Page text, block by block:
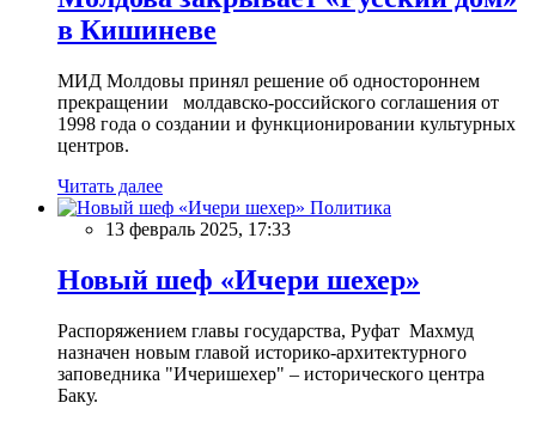
в Кишиневе
МИД Молдовы принял решение об одностороннем
прекращении молдавско-российского соглашения от
1998 года о создании и функционировании культурных
центров.
Читать далее
Политика
13 февраль 2025, 17:33
Новый шеф «Ичери шехер»
Распоряжением главы государства, Руфат Махмуд
назначен новым главой историко-архитектурного
заповедника "Ичеришехер" – исторического центра
Баку.